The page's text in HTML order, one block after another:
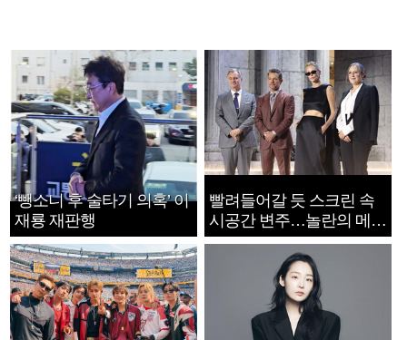
‘뺑소니 후 술타기 의혹’ 이
재룡 재판행
빨려들어갈 듯 스크린 속
시공간 변주…놀란의 메시
지는 ‘전쟁 속죄’